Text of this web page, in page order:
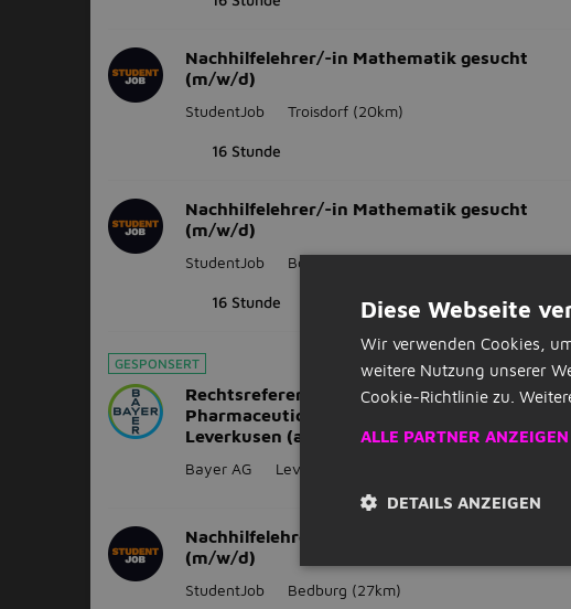
Nachhilfelehrer/-in Mathematik gesucht
(m/w/d)
StudentJob Troisdorf (20km)
16 Stunde
Nachhilfelehrer/-in Mathematik gesucht
(m/w/d)
StudentJob Bonn
16 Stunde
GESPONSERT
Rechtsreferendar*in im Bereich
Pharmaceuticals & Consumer Health in
Leverkusen (alle Geschlechter)
Bayer AG Leverkusen
Nachhilfelehrer/-in Mathematik gesucht
(m/w/d)
StudentJob Bedburg (27km)
Diese Webseite
Wir verwenden Cookies,
weitere Nutzung unserer
Cookie-Richtlinie zu.
ALLE PARTNER ANZEIGEN
DETAILS ANZEIGEN